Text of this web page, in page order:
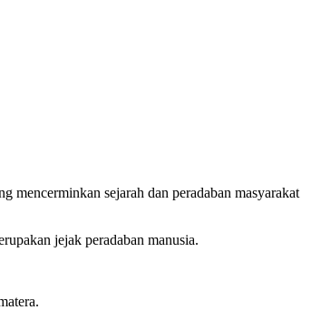
mencerminkan sejarah dan peradaban masyarakat
jejak peradaban manusia.